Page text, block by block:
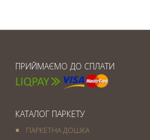
ПРИЙМАЄМО ДО СПЛАТИ
КАТАЛОГ ПАРКЕТУ
ПАРКЕТНА ДОШКА